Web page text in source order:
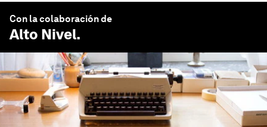
Con la colaboración de
Alto Nivel.